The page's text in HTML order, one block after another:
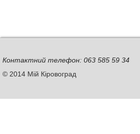
Контактний телефон: 063 585 59 34
© 2014 Мій Кіровоград